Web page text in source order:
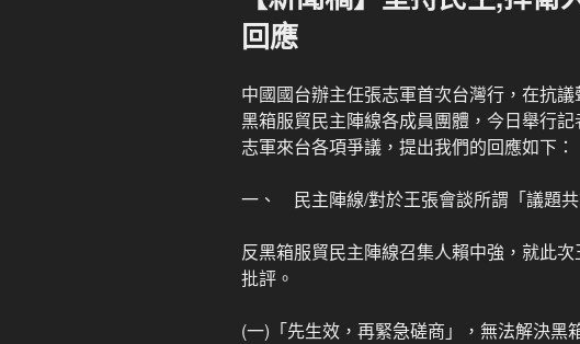
回應
中國國台辦主任張志軍首次台灣行，在抗
黑箱服貿民主陣線各成員團體，今日舉行
志軍來台各項爭議，提出我們的回應如下：
一、 民主陣線/對於王張會談所謂「議題共
反黑箱服貿民主陣線召集人賴中強，就此
批評。
(一)「先生效，再緊急磋商」，無法解決